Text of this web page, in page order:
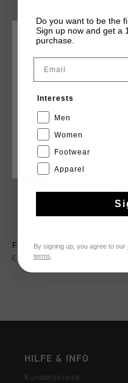
DAS KÖNNTE IHNEN
Fearia
€ 99,95 € 139,95
HILFE & INFO
Kundenservice
WÄHLEN SIE IHREN
CANCEL
Do you want to be the
Sign up now and get a
purchase.
Interests
Men
Women
Footwear
Apparel
By signing up, you agree to our
terms